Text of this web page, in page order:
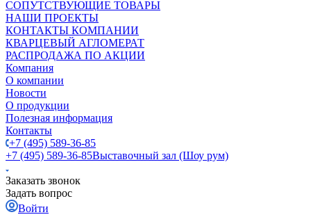
СОПУТСТВУЮЩИЕ ТОВАРЫ
НАШИ ПРОЕКТЫ
КОНТАКТЫ КОМПАНИИ
КВАРЦЕВЫЙ АГЛОМЕРАТ
РАСПРОДАЖА ПО АКЦИИ
Компания
О компании
Новости
О продукции
Полезная информация
Контакты
+7 (495) 589-36-85
+7 (495) 589-36-85Выставочный зал (Шоу рум)
Заказать звонок
Задать вопрос
Войти